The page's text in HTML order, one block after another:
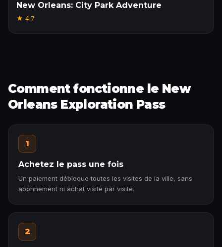
New Orleans: City Park Adventure
★ 4.7
Comment fonctionne le New
Orleans Exploration Pass
1
Achetez le pass une fois
Un paiement débloque toutes les visites de la ville, sans
abonnement ni achat visite par visite.
2